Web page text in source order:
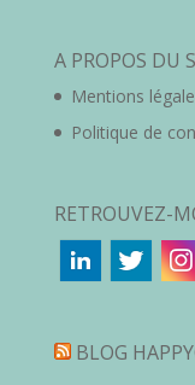
A PROPOS DU
Mentions
Politique de
RETROUVEZ-
BLOG